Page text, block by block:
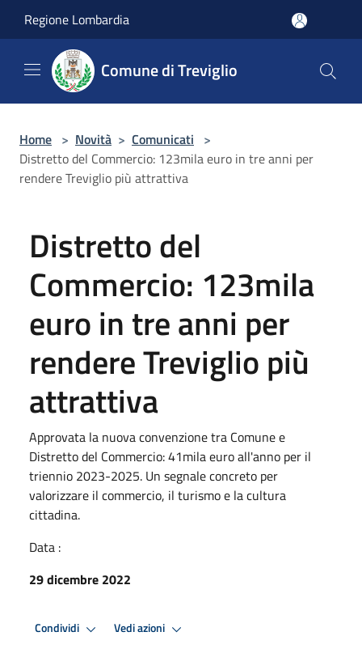
Regione Lombardia
Comune di Treviglio
Home > Novità > Comunicati >
Distretto del Commercio: 123mila euro in tre anni per
rendere Treviglio più attrattiva
Distretto del
Commercio: 123mila
euro in tre anni per
rendere Treviglio più
attrattiva
Approvata la nuova convenzione tra Comune e
Distretto del Commercio: 41mila euro all'anno per il
triennio 2023-2025. Un segnale concreto per
valorizzare il commercio, il turismo e la cultura
cittadina.
Data :
29 dicembre 2022
Condividi Vedi azioni